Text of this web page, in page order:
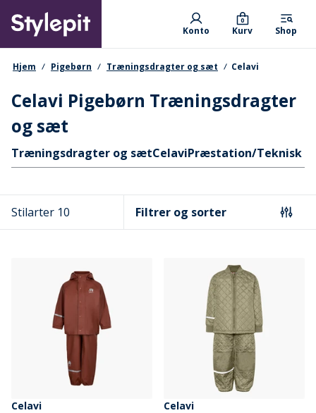
main
content
Primary departments
Konto Kurv
0
Shop
navigationssti
Hjem Pigebørn Træningsdragter og sæt Celavi
Celavi Pigebørn Træningsdragter
og sæt
Hurtige links
Træningsdragter og sætCelaviPræstation/Teknisk
Stilarter 10 Filtrer og sorter
Celavi
Celavi